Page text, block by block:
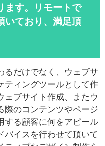
ます。リモートで
いており、満足頂
るだけでなく、ウェブサ
ティングツールとして作
ェブサイト作成、またウ
際のコンテンツやページ
する顧客に何をアピール
バイスを行わせて頂いて